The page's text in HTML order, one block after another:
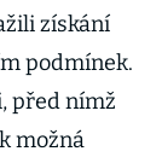
získání
podmínek.
před nímž
možná